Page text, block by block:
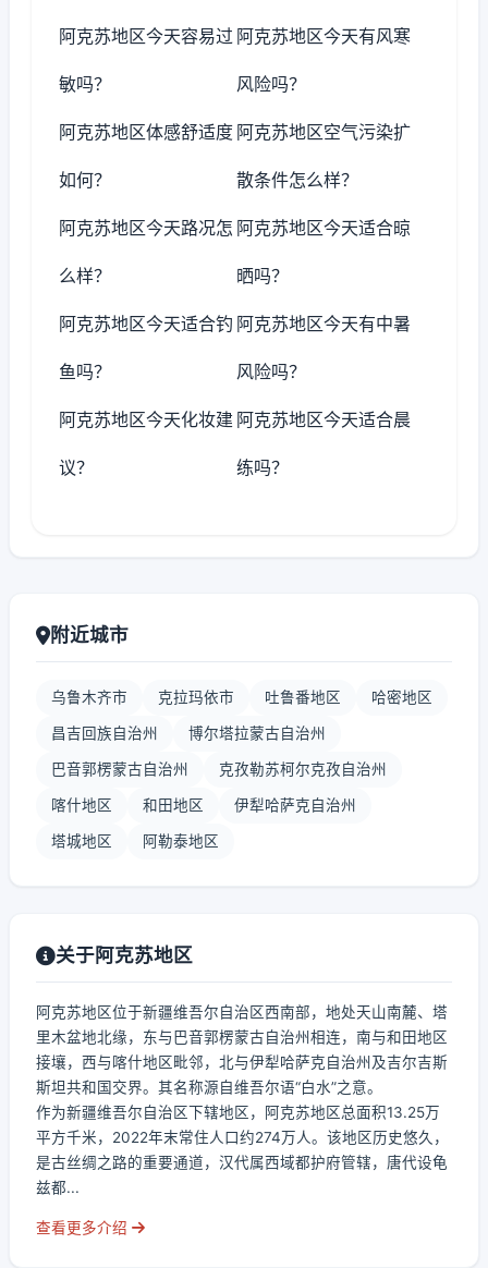
阿克苏地区今天容易过
敏吗？
阿克苏地区今天有风寒
风险吗？
阿克苏地区体感舒适度
如何？
阿克苏地区空气污染扩
散条件怎么样？
阿克苏地区今天路况怎
么样？
阿克苏地区今天适合晾
晒吗？
阿克苏地区今天适合钓
鱼吗？
阿克苏地区今天有中暑
风险吗？
阿克苏地区今天化妆建
议？
阿克苏地区今天适合晨
练吗？
附近城市
乌鲁木齐市 克拉玛依市 吐鲁番地区 哈密地区
昌吉回族自治州 博尔塔拉蒙古自治州
巴音郭楞蒙古自治州 克孜勒苏柯尔克孜自治州
喀什地区 和田地区 伊犁哈萨克自治州
塔城地区 阿勒泰地区
关于阿克苏地区
阿克苏地区位于新疆维吾尔自治区西南部，地处天山南麓、塔
里木盆地北缘，东与巴音郭楞蒙古自治州相连，南与和田地区
接壤，西与喀什地区毗邻，北与伊犁哈萨克自治州及吉尔吉斯
斯坦共和国交界。其名称源自维吾尔语“白水”之意。
作为新疆维吾尔自治区下辖地区，阿克苏地区总面积13.25万
平方千米，2022年末常住人口约274万人。该地区历史悠久，
是古丝绸之路的重要通道，汉代属西域都护府管辖，唐代设龟
兹都...
查看更多介绍